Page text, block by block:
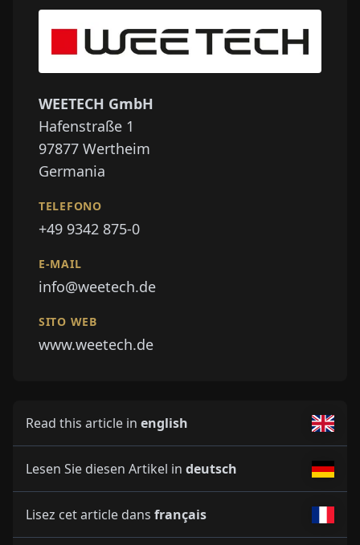
WEETECH GmbH
Hafenstraße 1
97877 Wertheim
Germania
TELEFONO
+49 9342 875-0
E-MAIL
info@weetech.de
SITO WEB
www.weetech.de
Read this article in english
Lesen Sie diesen Artikel in deutsch
Lisez cet article dans français